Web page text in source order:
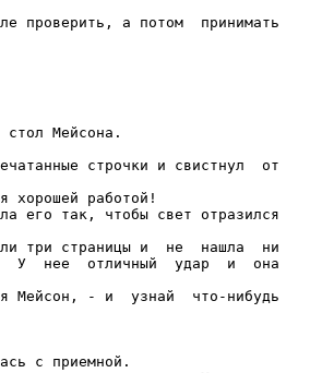
проверить, а потом  принимать